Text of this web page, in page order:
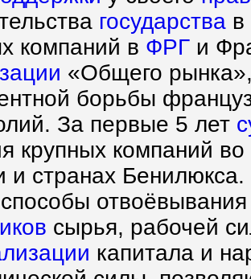
государства в
компаний в ФРГ и
«Общего рынка»,
борьбы
За первые 5 лет
крупных компаний
и странах
сырья, рабочей
капитала и